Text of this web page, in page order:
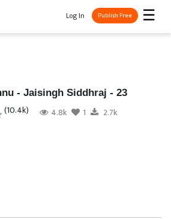
☰
Log In Publish Free
- Jaisingh Siddhraj - 23
(10.4k) 4.8k 1 2.7k